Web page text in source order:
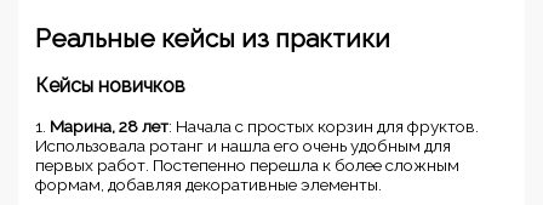
Реальные кейсы из практики
Кейсы новичков
1. Марина, 28 лет: Начала с простых корзин для фруктов.
Использовала ротанг и нашла его очень удобным для
первых работ. Постепенно перешла к более сложным
формам, добавляя декоративные элементы.